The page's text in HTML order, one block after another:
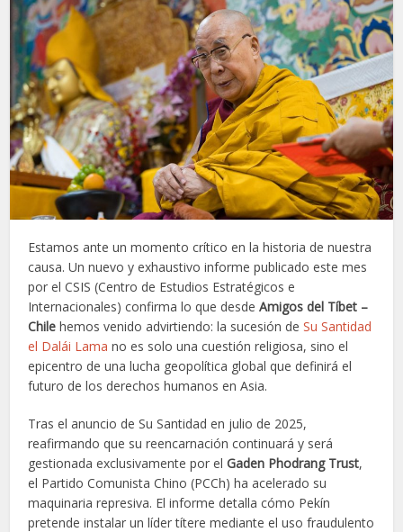
Estamos ante un momento crítico en la historia de nuestra
causa. Un nuevo y exhaustivo informe publicado este mes
por el CSIS (Centro de Estudios Estratégicos e
Internacionales) confirma lo que desdeAmigos del Tíbet –
Chile hemos venido advirtiendo: la sucesión deSu Santidad
el Dalái Lama no es solo una cuestión religiosa, sino el
epicentro de una lucha geopolítica global que definirá el
futuro de los derechos humanos en Asia.
Tras el anuncio de Su Santidad en julio de 2025,
reafirmando que su reencarnación continuará y será
gestionada exclusivamente por elGaden Phodrang Trust,
el Partido Comunista Chino (PCCh) ha acelerado su
maquinaria represiva. El informe detalla cómo Pekín
pretende instalar un líder títere mediante el uso fraudulento